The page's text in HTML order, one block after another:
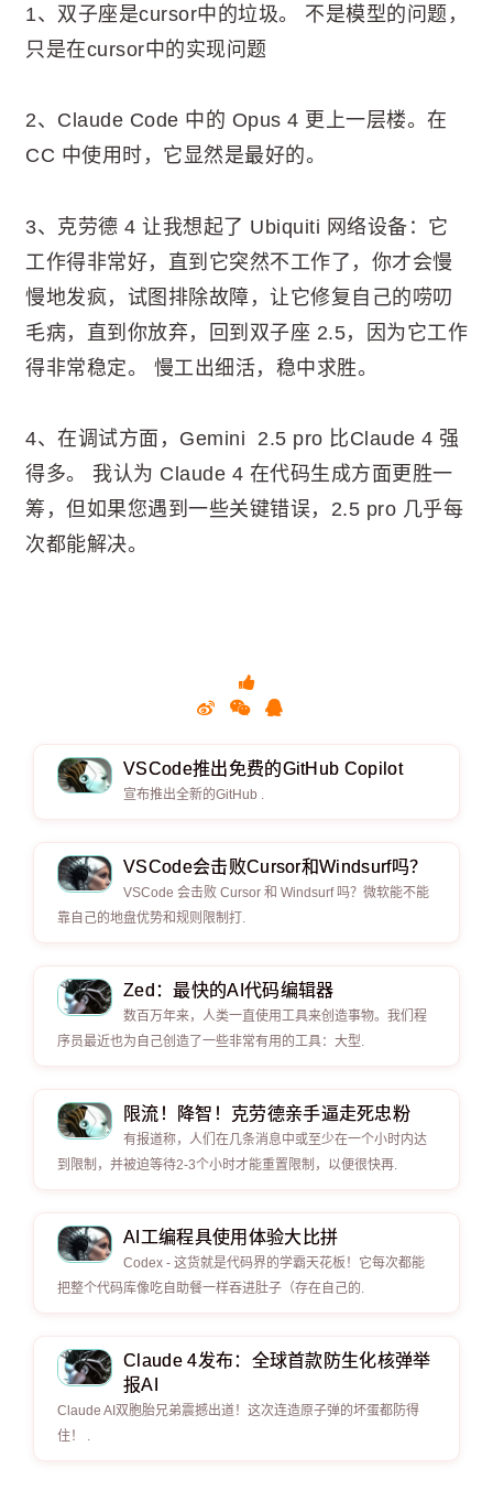
1、双子座是cursor中的垃圾。 不是模型的问题，
只是在cursor中的实现问题
2、Claude Code 中的 Opus 4 更上一层楼。在
CC 中使用时，它显然是最好的。
3、克劳德 4 让我想起了 Ubiquiti 网络设备：它
工作得非常好，直到它突然不工作了，你才会慢
慢地发疯，试图排除故障，让它修复自己的唠叨
毛病，直到你放弃，回到双子座 2.5，因为它工作
得非常稳定。 慢工出细活，稳中求胜。
4、在调试方面，Gemini 2.5 pro 比Claude 4 强
得多。 我认为 Claude 4 在代码生成方面更胜一
筹，但如果您遇到一些关键错误，2.5 pro 几乎每
次都能解决。
VSCode推出免费的G​​itHub Copilot
宣布推出全新的GitHub .
VSCode会击败Cursor和Windsurf吗？
VSCode 会击败 Cursor 和 Windsurf 吗？微软能不能
靠自己的地盘优势和规则限制打.
Zed：最快的AI代码编辑器
数百万年来，人类一直使用工具来创造事物。我们程
序员最近也为自己创造了一些非常有用的工具：大型.
限流！降智！克劳德亲手逼走死忠粉
有报道称，人们在几条消息中或至少在一个小时内达
到限制，并被迫等待2-3个小时才能重置限制，以便很快再.
AI工编程具使用体验大比拼
Codex - 这货就是代码界的学霸天花板！它每次都能
把整个代码库像吃自助餐一样吞进肚子（存在自己的.
Claude 4发布：全球首款防生化核弹举
报AI
Claude AI双胞胎兄弟震撼出道！这次连造原子弹的坏蛋都防得
住！ .